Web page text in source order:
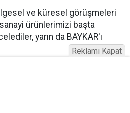
ve küresel görüşmeleri
ürünlerimizi başta
yarın da BAYKAR'ı
Reklamı Kapat